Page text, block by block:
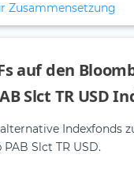
Zusammensetzung
auf den
Slct TR USD
Indexfonds
PAB Slct TR USD.